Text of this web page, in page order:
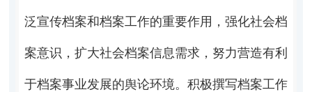
泛宣传档案和档案工作的重要作用，强化社会档
案意识，扩大社会档案信息需求，努力营造有利
于档案事业发展的舆论环境。积极撰写档案工作